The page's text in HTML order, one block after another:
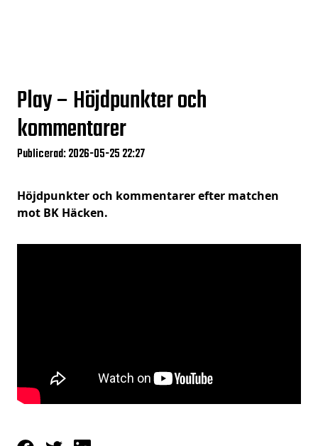
Play – Höjdpunkter och
kommentarer
Publicerad: 2026-05-25 22:27
Höjdpunkter och kommentarer efter matchen
mot BK Häcken.